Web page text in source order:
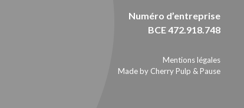
Numéro d’entreprise
BCE 472.918.748
Mentions légales
Made by Cherry Pulp & Pause